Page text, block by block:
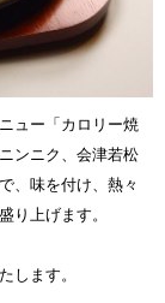
ュー「カロリー焼
ンニク、会津若松
、味を付け、熱々
り上げます。
します。